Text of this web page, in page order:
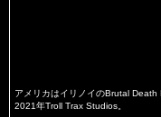
アメリカはイリノイのBrutal Death
2021年Troll Trax Studios。